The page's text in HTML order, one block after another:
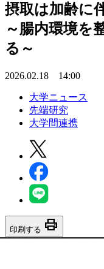
摂取は加齢に
～腸内環境を
る～
2026.02.18 14:00
大学ニュース
先端研究
大学間連携
印刷する print